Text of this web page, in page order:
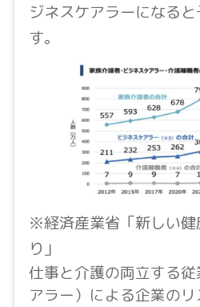
ジネスケアラーになる
す。
※経済産業省「新しい健
り」
仕事と介護の両立する
アラー）による企業のリ